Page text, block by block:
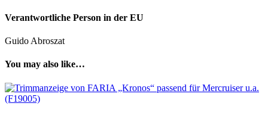
Verantwortliche Person in der EU
Guido Abroszat
You may also like…